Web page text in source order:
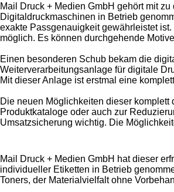
Mail Druck + Medien GmbH gehört mit
Digitaldruckmaschinen in Betrieb
exakte Passgenauigkeit gewährleistet
möglich. Es können durchgehende
Einen besonderen Schub bekam die
Weiterverarbeitungsanlage für digitale
Mit dieser Anlage ist erstmal eine
Die neuen Möglichkeiten dieser
Produktkataloge oder auch zur
Umsatzsicherung wichtig. Die
Mail Druck + Medien GmbH hat dieser
individueller Etiketten in Betrieb
Toners, der Materialvielfalt ohne